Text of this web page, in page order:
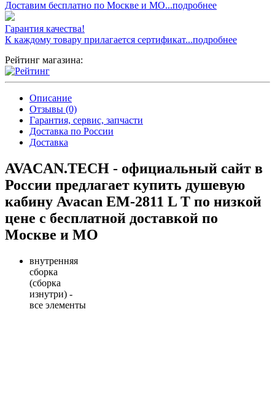
Доставим бесплатно по Москве и МО...подробнее
Гарантия качества!
К каждому товару прилагается сертификат...подробнее
Рейтинг магазина:
Описание
Отзывы (0)
Гарантия, сервис, запчасти
Доставка по России
Доставка
AVACAN.TECH - официальный сайт в
России предлагает купить душевую
кабину Avacan EM-2811 L T по низкой
цене с бесплатной доставкой по
Москве и МО
внутренняя
сборка
(сборка
изнутри) -
все элементы